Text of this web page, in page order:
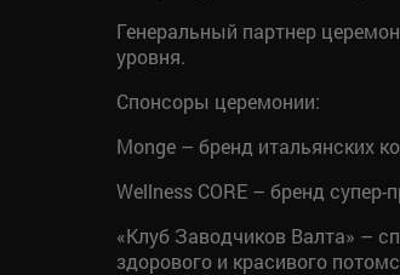
Генеральный партнер
уровня.
Спонсоры церемонии:
Monge – бренд итальянских
Wellness CORE – бренд
«Клуб Заводчиков Валта» –
здорового и красивого